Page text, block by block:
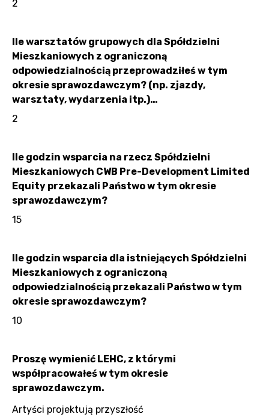
2
Ile warsztatów grupowych dla Spółdzielni
Mieszkaniowych z ograniczoną
odpowiedzialnością przeprowadziłeś w tym
okresie sprawozdawczym? (np. zjazdy,
warsztaty, wydarzenia itp.)…
2
Ile godzin wsparcia na rzecz Spółdzielni
Mieszkaniowych CWB Pre-Development Limited
Equity przekazali Państwo w tym okresie
sprawozdawczym?
15
Ile godzin wsparcia dla istniejących Spółdzielni
Mieszkaniowych z ograniczoną
odpowiedzialnością przekazali Państwo w tym
okresie sprawozdawczym?
10
Proszę wymienić LEHC, z którymi
współpracowałeś w tym okresie
sprawozdawczym.
Artyści projektują przyszłość